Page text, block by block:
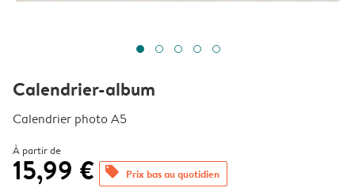
Calendrier-album
Calendrier photo A5
À partir de
15,99 € offers Prix bas au quotidien